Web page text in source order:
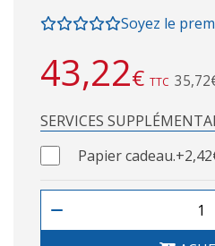
Soyez le
43,22€ TTC
SERVICES
Papier cadeau.